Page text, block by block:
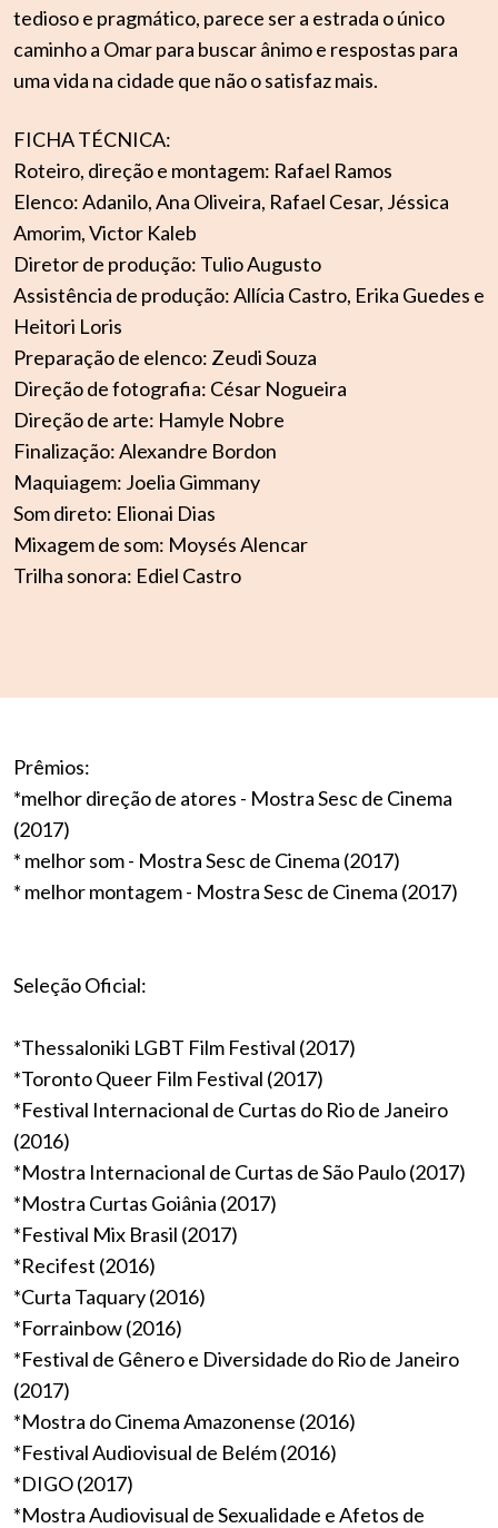
tedioso e pragmático, parece ser a estrada o único
caminho a Omar para buscar ânimo e respostas para
uma vida na cidade que não o satisfaz mais.
FICHA TÉCNICA:
Roteiro, direção e montagem: Rafael Ramos
Elenco: Adanilo, Ana Oliveira, Rafael Cesar, Jéssica
Amorim, Victor Kaleb
Diretor de produção: Tulio Augusto
Assistência de produção: Allícia Castro, Erika Guedes e
Heitori Loris
Preparação de elenco: Zeudi Souza
Direção de fotografia: César Nogueira
Direção de arte: Hamyle Nobre
Finalização: Alexandre Bordon
Maquiagem: Joelia Gimmany
Som direto: Elionai Dias
Mixagem de som: Moysés Alencar
Trilha sonora: Ediel Castro
Prêmios:
*melhor direção de atores - Mostra Sesc de Cinema
(2017)
* melhor som - Mostra Sesc de Cinema (2017)
* melhor montagem - Mostra Sesc de Cinema (2017)
Seleção Oficial:
*Thessaloniki LGBT Film Festival (2017)
*Toronto Queer Film Festival (2017)
*Festival Internacional de Curtas do Rio de Janeiro
(2016)
*Mostra Internacional de Curtas de São Paulo (2017)
*Mostra Curtas Goiânia (2017)
*Festival Mix Brasil (2017)
*Recifest (2016)
*Curta Taquary (2016)
*Forrainbow (2016)
*Festival de Gênero e Diversidade do Rio de Janeiro
(2017)
*Mostra do Cinema Amazonense (2016)
*Festival Audiovisual de Belém (2016)
*DIGO (2017)
*Mostra Audiovisual de Sexualidade e Afetos de